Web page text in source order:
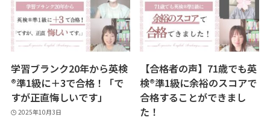
学習ブランク20年から英検
®︎準1級に＋3で合格！「で
すが正直悔しいです」
2025年10月3日
【合格者の声】71歳でも英
検®︎準1級に余裕のスコアで
合格することができまし
た！